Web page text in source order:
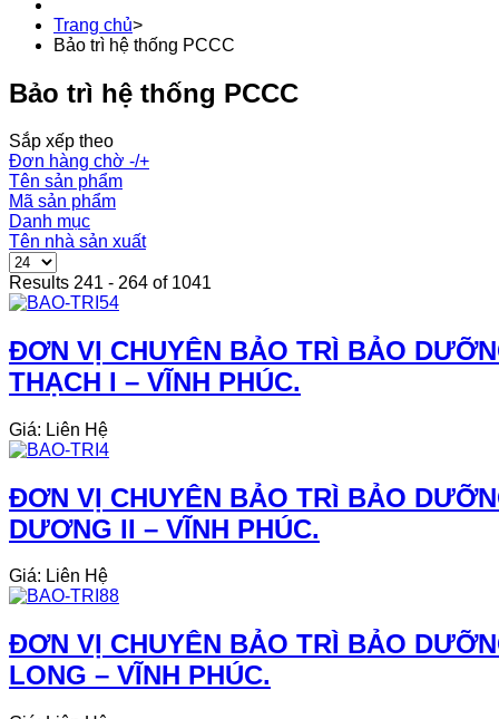
Trang chủ>
Bảo trì hệ thống PCCC
Bảo trì hệ thống PCCC
Sắp xếp theo
Đơn hàng chờ -/+
Tên sản phẩm
Mã sản phẩm
Danh mục
Tên nhà sản xuất
Results 241 - 264 of 1041
ĐƠN VỊ CHUYÊN BẢO TRÌ BẢO
THẠCH I – VĨNH PHÚC.
Giá: Liên Hệ
ĐƠN VỊ CHUYÊN BẢO TRÌ BẢO
DƯƠNG II – VĨNH PHÚC.
Giá: Liên Hệ
ĐƠN VỊ CHUYÊN BẢO TRÌ BẢO
LONG – VĨNH PHÚC.